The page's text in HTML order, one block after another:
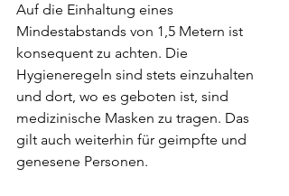
Auf die Einhaltung eines
Mindestabstands von 1,5 Metern ist
konsequent zu achten. Die
Hygieneregeln sind stets einzuhalten
und dort, wo es geboten ist, sind
medizinische Masken zu tragen. Das
gilt auch weiterhin für geimpfte und
genesene Personen.